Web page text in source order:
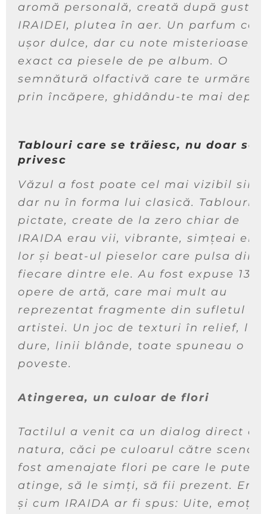
aromă personală, creată după
IRAIDEI, plutea în aer. Un parfum
ușor dulce, dar cu note misterioase,
exact ca piesele de pe album. O
semnătură olfactivă care te urmărea
prin încăpere, ghidându-te mai
Tablouri care se trăiesc, nu doar se
privesc
Văzul a fost poate cel mai vizibil
dar nu în forma lui clasică. Tablourile
pictate, create de la zero chiar de
IRAIDA erau vii, vibrante, simțeai
lor și beat-ul pieselor care pulsa din
fiecare dintre ele. Au fost expuse 13
opere de artă, care mai mult au
reprezentat fragmente din sufletul
artistei. Un joc de texturi în relief,
dure, linii blânde, toate spuneau o
poveste.
Atingerea, un culoar de flori
Tactilul a venit ca un dialog direct cu
natura, căci pe culoarul către scenă
fost amenajate flori pe care le puteai
atinge, să le simți, să fii prezent. Era
și cum IRAIDA ar fi spus: Uite,